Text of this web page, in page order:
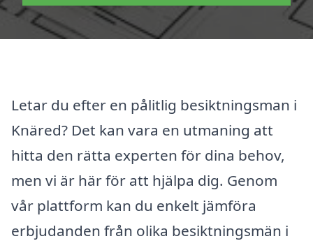
Letar du efter en pålitlig besiktningsman i
Knäred? Det kan vara en utmaning att
hitta den rätta experten för dina behov,
men vi är här för att hjälpa dig. Genom
vår plattform kan du enkelt jämföra
erbjudanden från olika besiktningsmän i